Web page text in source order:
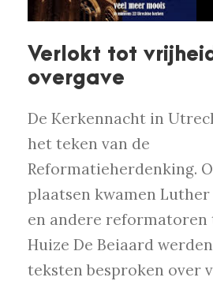
Verlokt tot
overgave
De Kerkennacht in
het teken van de
Reformatieherdenking.
plaatsen kwamen Luther
en andere reformatoren
Huize De Beiaard
teksten besproken over